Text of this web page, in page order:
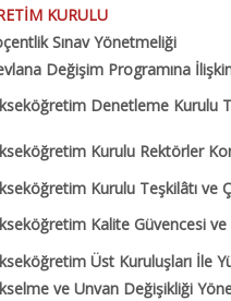
KURULU
Sınav Yönetmeliği
Değişim Programına
Denetleme Kurulu
Kurulu Rektörler
Kurulu Teşkilâtı ve
Kalite Güvencesi
Üst Kuruluşları İle
ve Unvan Değişikliği